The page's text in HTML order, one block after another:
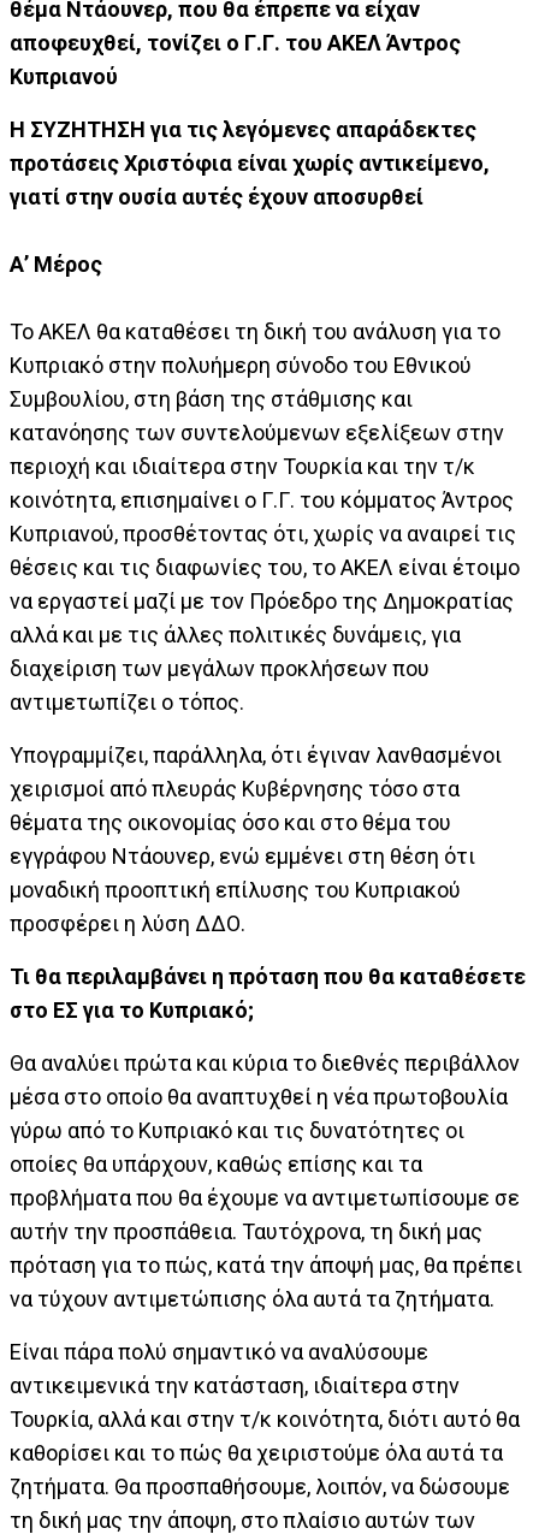
θέμα Ντάουνερ, που θα έπρεπε να είχαν
αποφευχθεί, τονίζει ο Γ.Γ. του ΑΚΕΛ Άντρος
Κυπριανού
Η ΣΥΖΗΤΗΣΗ για τις λεγόμενες απαράδεκτες
προτάσεις Χριστόφια είναι χωρίς αντικείμενο,
γιατί στην ουσία αυτές έχουν αποσυρθεί
Α’ Μέρος
Το ΑΚΕΛ θα καταθέσει τη δική του ανάλυση για το
Κυπριακό στην πολυήμερη σύνοδο του Εθνικού
Συμβουλίου, στη βάση της στάθμισης και
κατανόησης των συντελούμενων εξελίξεων στην
περιοχή και ιδιαίτερα στην Τουρκία και την τ/κ
κοινότητα, επισημαίνει ο Γ.Γ. του κόμματος Άντρος
Κυπριανού, προσθέτοντας ότι, χωρίς να αναιρεί τις
θέσεις και τις διαφωνίες του, το ΑΚΕΛ είναι έτοιμο
να εργαστεί μαζί με τον Πρόεδρο της Δημοκρατίας
αλλά και με τις άλλες πολιτικές δυνάμεις, για
διαχείριση των μεγάλων προκλήσεων που
αντιμετωπίζει ο τόπος.
Υπογραμμίζει, παράλληλα, ότι έγιναν λανθασμένοι
χειρισμοί από πλευράς Κυβέρνησης τόσο στα
θέματα της οικονομίας όσο και στο θέμα του
εγγράφου Ντάουνερ, ενώ εμμένει στη θέση ότι
μοναδική προοπτική επίλυσης του Κυπριακού
προσφέρει η λύση ΔΔΟ.
Τι θα περιλαμβάνει η πρόταση που θα καταθέσετε
στο ΕΣ για το Κυπριακό;
Θα αναλύει πρώτα και κύρια το διεθνές περιβάλλον
μέσα στο οποίο θα αναπτυχθεί η νέα πρωτοβουλία
γύρω από το Κυπριακό και τις δυνατότητες οι
οποίες θα υπάρχουν, καθώς επίσης και τα
προβλήματα που θα έχουμε να αντιμετωπίσουμε σε
αυτήν την προσπάθεια. Ταυτόχρονα, τη δική μας
πρόταση για το πώς, κατά την άποψή μας, θα πρέπει
να τύχουν αντιμετώπισης όλα αυτά τα ζητήματα.
Είναι πάρα πολύ σημαντικό να αναλύσουμε
αντικειμενικά την κατάσταση, ιδιαίτερα στην
Τουρκία, αλλά και στην τ/κ κοινότητα, διότι αυτό θα
καθορίσει και το πώς θα χειριστούμε όλα αυτά τα
ζητήματα. Θα προσπαθήσουμε, λοιπόν, να δώσουμε
τη δική μας την άποψη, στο πλαίσιο αυτών των